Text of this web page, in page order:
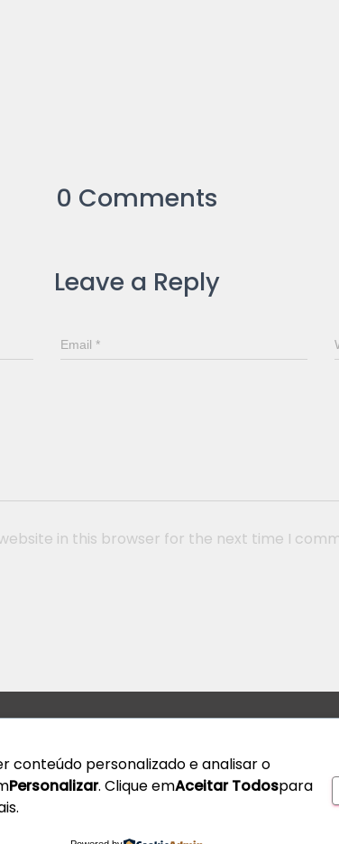
0 Comments
Leave a Reply
Email *
in this browser for the next time I
conteúdo personalizado e analisar o
Personalizar. Clique emAceitar Todospara